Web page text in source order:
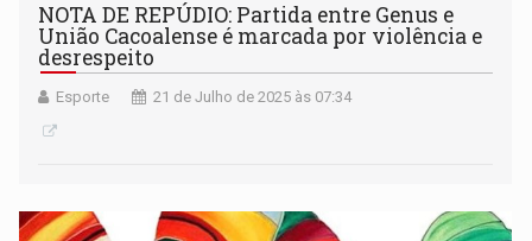
NOTA DE REPÚDIO: Partida entre Genus e
União Cacoalense é marcada por violência e
desrespeito
Esporte 21 de Julho de 2025 às 07:34